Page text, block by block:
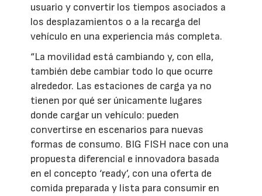
usuario y convertir los tiempos asociados a
los desplazamientos o a la recarga del
vehículo en una experiencia más completa.
“La movilidad está cambiando y, con ella,
también debe cambiar todo lo que ocurre
alrededor. Las estaciones de carga ya no
tienen por qué ser únicamente lugares
donde cargar un vehículo: pueden
convertirse en escenarios para nuevas
formas de consumo. BIG FISH nace con una
propuesta diferencial e innovadora basada
en el concepto ‘ready’, con una oferta de
comida preparada y lista para consumir en